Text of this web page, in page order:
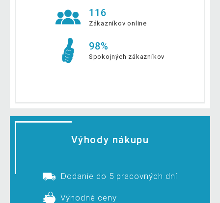
116
Zákazníkov online
98%
Spokojných zákazníkov
Výhody nákupu
Dodanie do 5 pracovných dní
Výhodné ceny